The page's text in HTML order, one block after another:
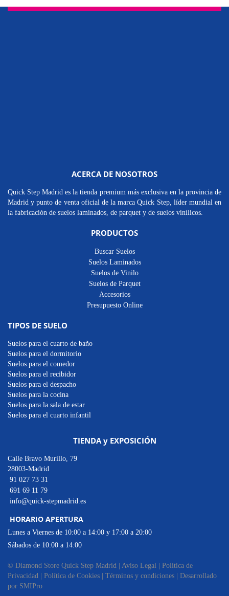
ACERCA DE NOSOTROS
Quick Step Madrid es la tienda premium más exclusiva en la provincia de
Madrid y punto de venta oficial de la marca Quick Step, líder mundial en
la fabricación de suelos laminados, de parquet y de suelos vinílicos.
PRODUCTOS
Buscar Suelos
Suelos Laminados
Suelos de Vinilo
Suelos de Parquet
Accesorios
Presupuesto Online
TIPOS DE SUELO
Suelos para el cuarto de baño
Suelos para el dormitorio
Suelos para el comedor
Suelos para el recibidor
Suelos para el despacho
Suelos para la cocina
Suelos para la sala de estar
Suelos para el cuarto infantil
TIENDA y EXPOSICIÓN
Calle Bravo Murillo, 79
28003-Madrid
91 027 73 31
691 69 11 79
info@quick-stepmadrid.es
HORARIO APERTURA
Lunes a Viernes de 10:00 a 14:00 y 17:00 a 20:00
Sábados de 10:00 a 14:00
© Diamond Store Quick Step Madrid | Aviso Legal | Política de
Privacidad | Política de Cookies | Términos y condiciones | Desarrollado
por SMIPro